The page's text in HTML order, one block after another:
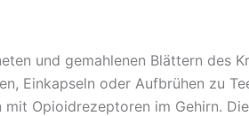
und gemahlenen Blättern des
Einkapseln oder Aufbrühen zu
Opioidrezeptoren im Gehirn.